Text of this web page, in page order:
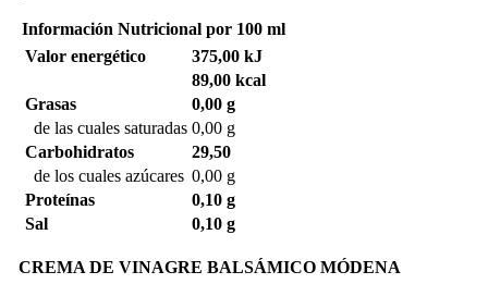
Información Nutricional por 100 ml
Valor energético
375,00 kJ
89,00 kcal
Grasas
0,00 g
de las cuales saturadas 0,00 g
Carbohidratos
29,50
de los cuales azúcares 0,00 g
Proteínas
0,10 g
Sal
0,10 g
CREMA DE VINAGRE BALSÁMICO MÓDENA